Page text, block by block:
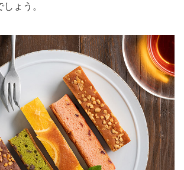
ょう。